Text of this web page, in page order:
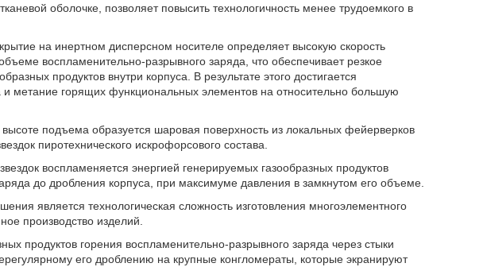
оболочке, позволяет повысить технологичность менее трудоемкого в
на инертном дисперсном носителе определяет высокую скорость
воспламенительно-разрывного заряда, что обеспечивает резкое
продуктов внутри корпуса. В результате этого достигается
метание горящих функциональных элементов на относительно большую
подъема образуется шаровая поверхность из локальных фейерверков
пиротехнического искрофорсового состава.
воспламеняется энергией генерируемых газообразных продуктов
до дробления корпуса, при максимуме давления в замкнутом его объеме.
является технологическая сложность изготовления многоэлементного
производство изделий.
продуктов горения воспламенительно-разрывного заряда через стыки
его дроблению на крупные конгломераты, которые экранируют